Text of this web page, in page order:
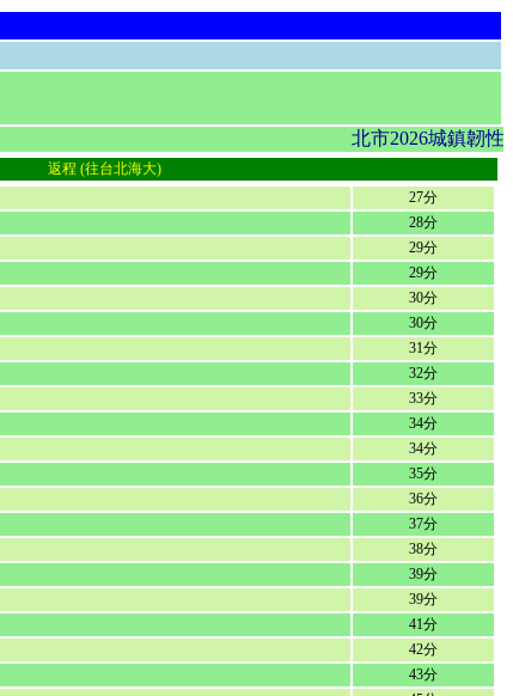
北市2026城鎮韌
返程 (往台北海大)
27分
28分
29分
29分
30分
30分
31分
32分
33分
34分
34分
35分
36分
37分
38分
39分
39分
41分
42分
43分